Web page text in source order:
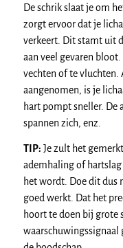
De schrik slaat je om
zorgt ervoor dat je
verkeert. Dit stamt uit
aan veel gevaren
vechten of te vluchten.
aangenomen, is je
hart pompt sneller. De
spannen zich, enz.
TIP: Je zult het
ademhaling of
het wordt. Doe dit dus
goed werkt. Dat het
hoort te doen bij grote
waarschuwingssignaal